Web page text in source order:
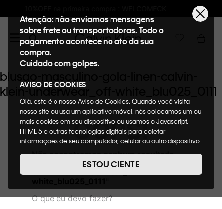
Frete GRÁTIS nas
Atenção: não enviamos mensagens
sobre frete ou transportadoras. Todo o
pagamento acontece no ato da sua
compra.
Cuidado com golpes.
AVISO DE COOKIES
Olá, este é o nosso Aviso de Cookies. Quando você visita
nosso site ou usa um aplicativo móvel, nós colocamos um ou
mais cookies em seu dispositivo ou usamos o Javascript,
HTML 5 e outras tecnologias digitais para coletar
informações de seu computador, celular ou outro dispositivo.
de cookies, informaremos quais cookies usaremos e quais
suas funções. A forma como processamos os dados
nosso Aviso de Privacidade. Quando você visita nosso site,
consideraremos isso como sua solicitação específica para
ESTOU CIENTE
blusao-masculino-gola-linen-calvin-
klein-underwear_off-white_blu025_0111
OOPS!
Não encontramos nenhum resultado
blusao-masculino-gola-linen-
calvin-klein-underwear_off-
O que eu devo fazer?